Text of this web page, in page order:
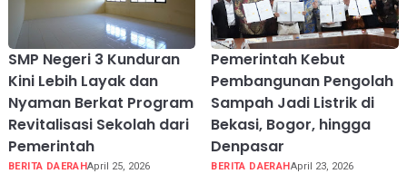
SMP Negeri 3 Kunduran
Kini Lebih Layak dan
Nyaman Berkat Program
Revitalisasi Sekolah dari
Pemerintah
BERITA DAERAHApril 25, 2026
Pemerintah Kebut
Pembangunan Pengolah
Sampah Jadi Listrik di
Bekasi, Bogor, hingga
Denpasar
BERITA DAERAHApril 23, 2026